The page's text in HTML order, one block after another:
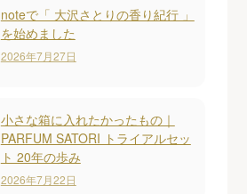
noteで「 大沢さとりの香り紀行 」
を始めました
2026年7月27日
小さな箱に入れたかったもの｜
PARFUM SATORI トライアルセッ
ト 20年の歩み
2026年7月22日